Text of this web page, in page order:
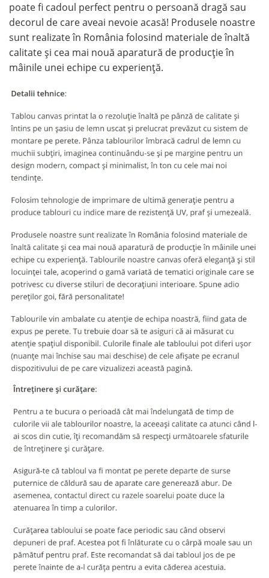
poate fi cadoul perfect pentru o persoană dragă sau
decorul de care aveai nevoie acasă! Produsele noastre
sunt realizate în România folosind materiale de înaltă
calitate și cea mai nouă aparatură de producție în
mâinile unei echipe cu experiență.